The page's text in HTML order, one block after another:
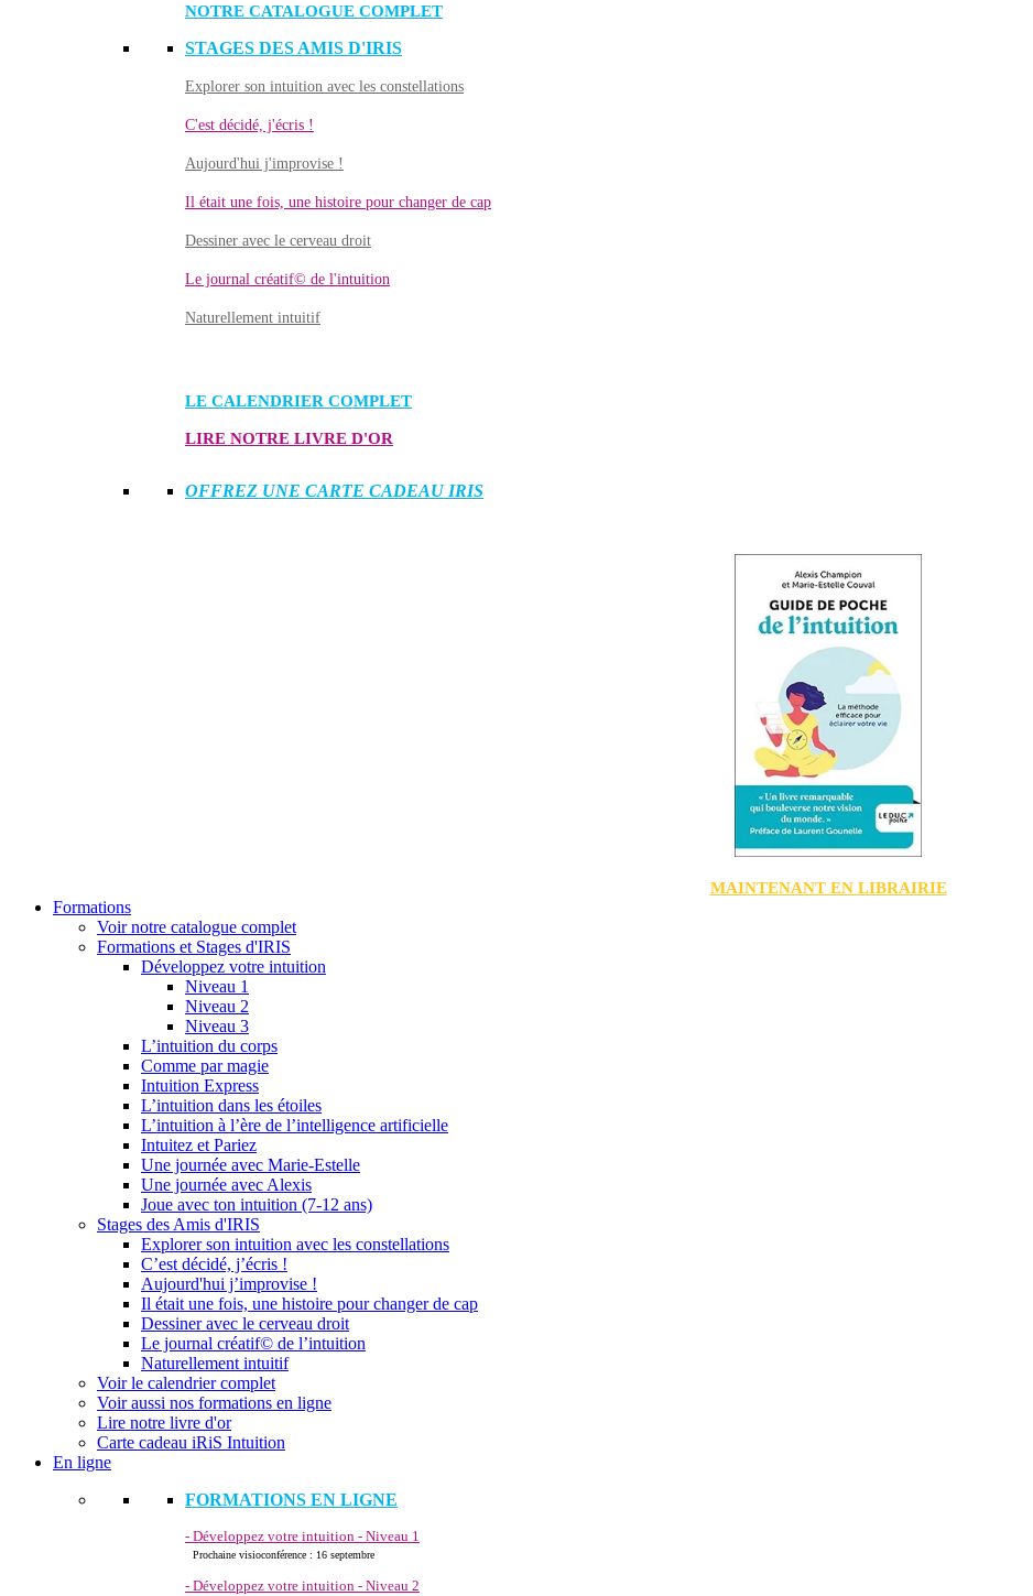
NOTRE CATALOGUE COMPLET
STAGES DES AMIS D'IRIS
Explorer son intuition avec les constellations
C'est décidé, j'écris !
Aujourd'hui j'improvise !
Il était une fois, une histoire pour changer de cap
Dessiner avec le cerveau droit
Le journal créatif© de l'intuition
Naturellement intuitif
LE CALENDRIER COMPLET
LIRE NOTRE LIVRE D'OR
OFFREZ UNE CARTE CADEAU IRIS
MAINTENANT EN LIBRAIRIE
Formations
Voir notre catalogue complet
Formations et Stages d'IRIS
Développez votre intuition
Niveau 1
Niveau 2
Niveau 3
L’intuition du corps
Comme par magie
Intuition Express
L’intuition dans les étoiles
L’intuition à l’ère de l’intelligence artificielle
Intuitez et Pariez
Une journée avec Marie-Estelle
Une journée avec Alexis
Joue avec ton intuition (7-12 ans)
Stages des Amis d'IRIS
Explorer son intuition avec les constellations
C’est décidé, j’écris !
Aujourd'hui j’improvise !
Il était une fois, une histoire pour changer de cap
Dessiner avec le cerveau droit
Le journal créatif© de l’intuition
Naturellement intuitif
Voir le calendrier complet
Voir aussi nos formations en ligne
Lire notre livre d'or
Carte cadeau iRiS Intuition
En ligne
FORMATIONS EN LIGNE
- Développez votre intuition - Niveau 1
Prochaine visioconférence : 16 septembre
- Développez votre intuition - Niveau 2